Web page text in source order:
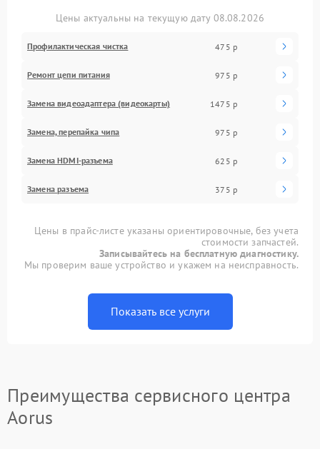
Цены актуальны на текущую дату 08.08.2026
Профилактическая чистка 475 р
Ремонт цепи питания 975 р
Замена видеоадаптера (видеокарты) 1475 р
Замена, перепайка чипа 975 р
Замена HDMI-разъема 625 р
Замена разъема 375 р
Цены в прайс-листе указаны ориентировочные, без учета
стоимости запчастей.
Записывайтесь на бесплатную диагностику.
Мы проверим ваше устройство и укажем на неисправность.
Показать все услуги
Преимущества сервисного центра
Aorus